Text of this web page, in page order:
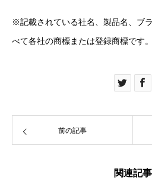
※記載されている社名、製品名、ブ
べて各社の商標または登録商標です。
前の記事
関連記事